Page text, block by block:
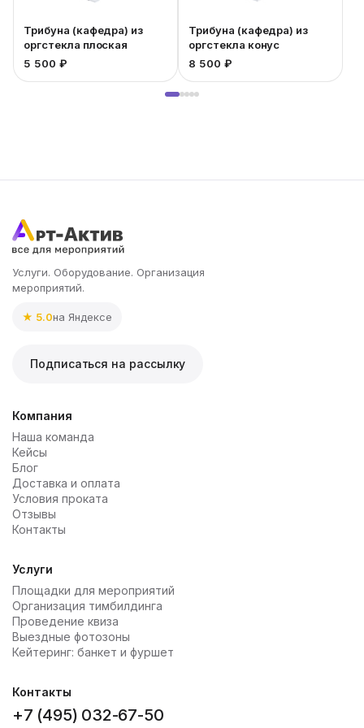
Трибуна (кафедра) из
оргстекла плоская
5 500 ₽
Трибуна (кафедра) из
оргстекла конус
8 500 ₽
Услуги. Оборудование. Организация
мероприятий.
★ 5.0на Яндексе
Подписаться на рассылку
Компания
Наша команда
Кейсы
Блог
Доставка и оплата
Условия проката
Отзывы
Контакты
Услуги
Площадки для мероприятий
Организация тимбилдинга
Проведение квиза
Выездные фотозоны
Кейтеринг: банкет и фуршет
Контакты
+7 (495) 032-67-50